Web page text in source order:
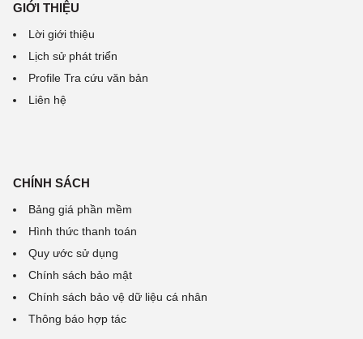
GIỚI THIỆU
Lời giới thiệu
Lịch sử phát triển
Profile Tra cứu văn bản
Liên hệ
CHÍNH SÁCH
Bảng giá phần mềm
Hình thức thanh toán
Quy ước sử dụng
Chính sách bảo mật
Chính sách bảo vệ dữ liệu cá nhân
Thông báo hợp tác